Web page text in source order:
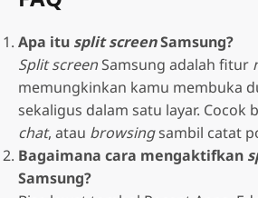
Apa itu split screenSamsung?
Split screenSamsung adalah fitur
memungkinkan kamu membuka
sekaligus dalam satu layar. Cocok
chat, atau browsingsambil catat
Bagaimana cara mengaktifkan
Samsung?